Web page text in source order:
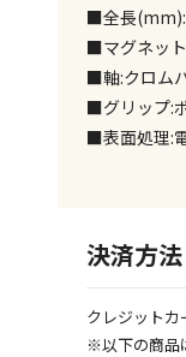
■全長
■マグネッ
■軸:クロム
■グリップ:
■表面処理:
決済方法
クレジットカ
※以下の商品